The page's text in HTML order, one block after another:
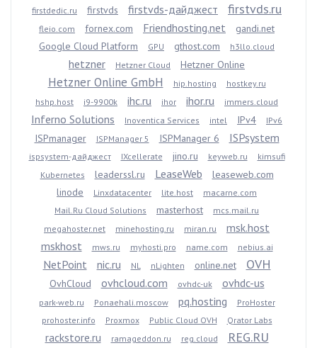
firstdedic.ru
firstvds firstvds-дайджест firstvds.ru
fleio.com fornex.com Friendhosting.net
gandi.net
Google Cloud Platform
GPU gthost.com h3llo.cloud
hetzner Hetzner Cloud Hetzner Online
Hetzner Online GmbH hip.hosting
hostkey.ru
hshp.host
i9-9900k ihc.ru ihor ihor.ru immers.cloud
Inferno Solutions Inoventica Services intel IPv4 IPv6
ISPmanager ISPManager 5 ISPManager 6 ISPsystem
ispsystem-дайджест IXcellerate jino.ru keyweb.ru
kimsufi
Kubernetes
leaderssl.ru LeaseWeb
leaseweb.com
linode
Linxdatacenter lite.host
macarne.com
Mail.Ru Cloud Solutions
masterhost
mcs.mail.ru
megahoster.net
minehosting.ru miran.ru
msk.host
mskhost
mws.ru myhosti.pro name.com nebius.ai
NetPoint nic.ru NL nLighten online.net OVH
OvhCloud ovhcloud.com ovhdc-uk ovhdc-us
park-web.ru Ponaehali.moscow pq.hosting
ProHoster
prohoster.info
Proxmox Public Cloud OVH Qrator Labs
rackstore.ru ramageddon.ru reg.cloud REG.RU